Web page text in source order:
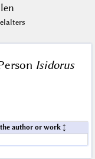
Isidorus
author or work